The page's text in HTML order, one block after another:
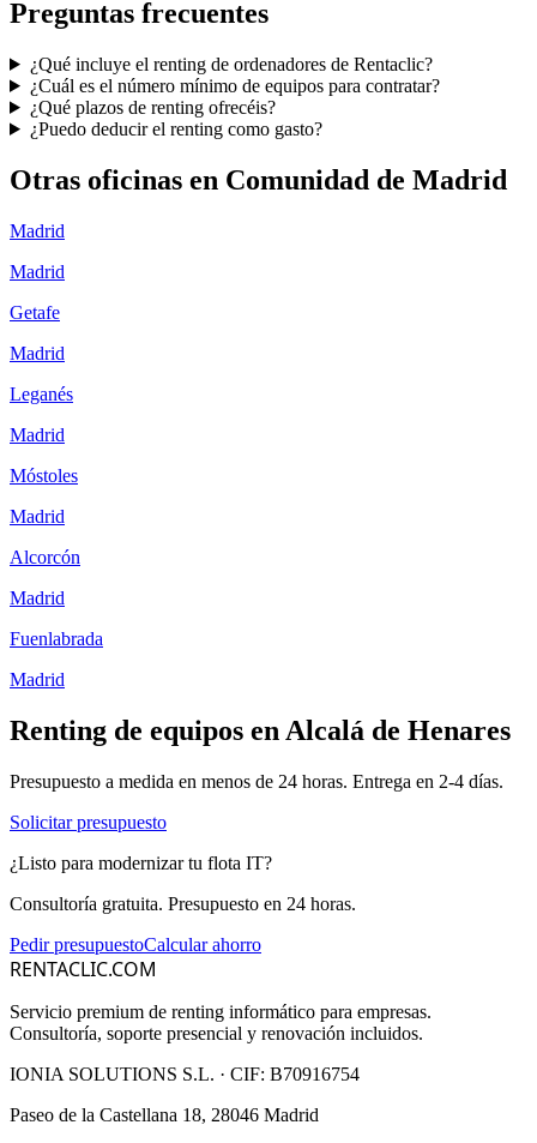
Preguntas frecuentes
¿Qué incluye el renting de ordenadores de Rentaclic?
¿Cuál es el número mínimo de equipos para contratar?
¿Qué plazos de renting ofrecéis?
¿Puedo deducir el renting como gasto?
Otras oficinas en Comunidad de Madrid
Madrid
Madrid
Getafe
Madrid
Leganés
Madrid
Móstoles
Madrid
Alcorcón
Madrid
Fuenlabrada
Madrid
Renting de equipos en Alcalá de Henares
Presupuesto a medida en menos de 24 horas. Entrega en 2-4 días.
Solicitar presupuesto
¿Listo para modernizar tu flota IT?
Consultoría gratuita. Presupuesto en 24 horas.
Pedir presupuestoCalcular ahorro
RENTACLIC.COM
Servicio premium de renting informático para empresas.
Consultoría, soporte presencial y renovación incluidos.
IONIA SOLUTIONS S.L. · CIF: B70916754
Paseo de la Castellana 18, 28046 Madrid